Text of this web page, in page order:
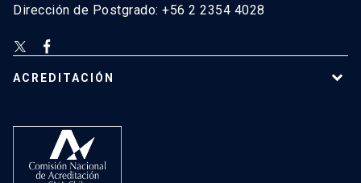
Dirección de Postgrado: +56 2 2354 4028
ACREDITACIÓN